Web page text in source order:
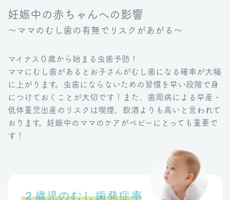
妊娠中の赤ちゃんへの影響
〜ママのむし歯の有無でリスクがあがる〜
マイナス０歳から始まる虫歯予防！
ママにむし歯があるとお子さんがむし歯になる確率が大幅
に上がります。虫歯にならないための習慣を早い段階で身
につけておくことが大切です！また、歯周病による早産・
低体重児出産のリスクは喫煙、飲酒よりも高いと言われて
おります。妊娠中のママのケアがベビーにとっても重要で
す！